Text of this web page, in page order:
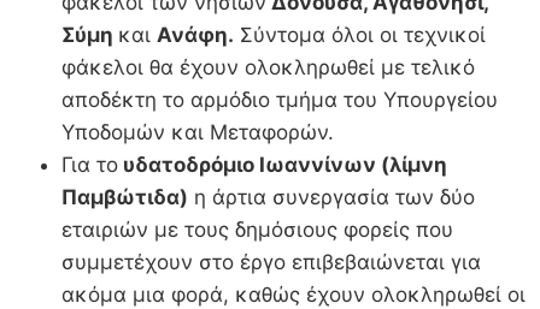
Σύμη και Ανάφη. Σύντομα όλοι οι τεχνικοί
φάκελοι θα έχουν ολοκληρωθεί με τελικό
αποδέκτη το αρμόδιο τμήμα του Υπουργείου
Υποδομών και Μεταφορών.
Για το υδατοδρόμιο Ιωαννίνων (λίμνη
Παμβώτιδα) η άρτια συνεργασία των δύο
εταιριών με τους δημόσιους φορείς που
συμμετέχουν στο έργο επιβεβαιώνεται για
ακόμα μια φορά, καθώς έχουν ολοκληρωθεί οι